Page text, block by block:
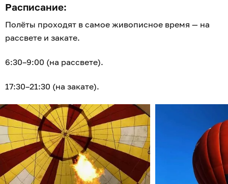
Расписание:
Полёты проходят в самое живописное время — на
рассвете и закате.
6:30–9:00 (на рассвете).
17:30–21:30 (на закате).